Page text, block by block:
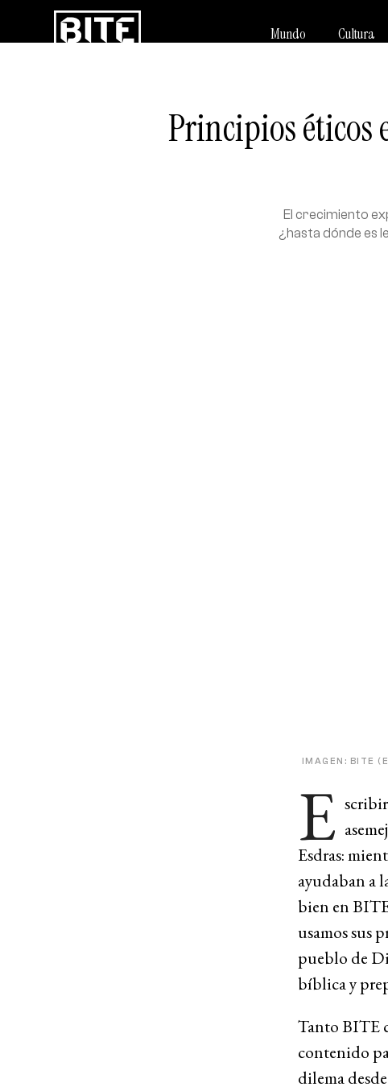
Mundo Cultura
Principios éticos
El crecimiento
¿hasta dónde es
IMAGEN: BITE
E
Esdras:
ayudaban a
bien en
usamos sus
pueblo de
bíblica y
Tanto BITE
contenido
dilema